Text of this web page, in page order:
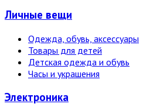
Личные вещи
Одежда, обувь, аксессуары
Товары для детей
Детская одежда и обувь
Часы и украшения
Электро­ника